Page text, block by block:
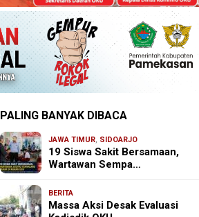
PALING BANYAK DIBACA
JAWA TIMUR, SIDOARJO
19 Siswa Sakit Bersamaan,
Wartawan Sempa…
BERITA
Massa Aksi Desak Evaluasi